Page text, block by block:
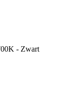
- Zwart